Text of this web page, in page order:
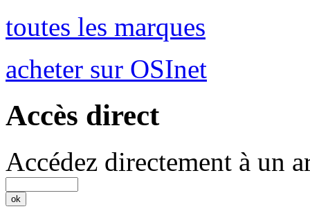
toutes les marques
acheter sur OSInet
Accès direct
Accédez directement à un